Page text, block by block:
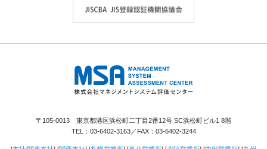
〒105-0013 東京都港区浜松町二丁目2番12号 SC浜松町ビル1 8階
TEL： 03-6402-3163／FAX：03-6402-3244